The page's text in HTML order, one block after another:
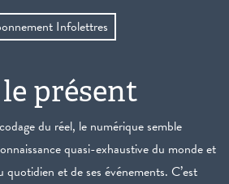
Infolettres
présent
du réel, le numérique semble
quasi-exhaustive du monde et
et de ses événements. C’est